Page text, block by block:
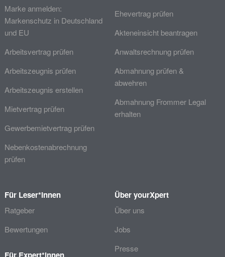
Marke anmelden:
Markenschutz in Deutschland
und EU
Arbeitsvertrag prüfen
Arbeitszeugnis prüfen
Arbeitszeugnis erstellen
Mietvertrag prüfen
Gewerbemietvertrag prüfen
Nebenkostenabrechnung
prüfen
Ehevertrag prüfen
Akteneinsicht beantragen
Anwaltsrechnung prüfen
Abmahnung prüfen &
abwehren
Abmahnung Frommer Legal
erhalten
Für Leser*innen
Ratgeber
Bewertungen
Über yourXpert
Über uns
Jobs
Presse